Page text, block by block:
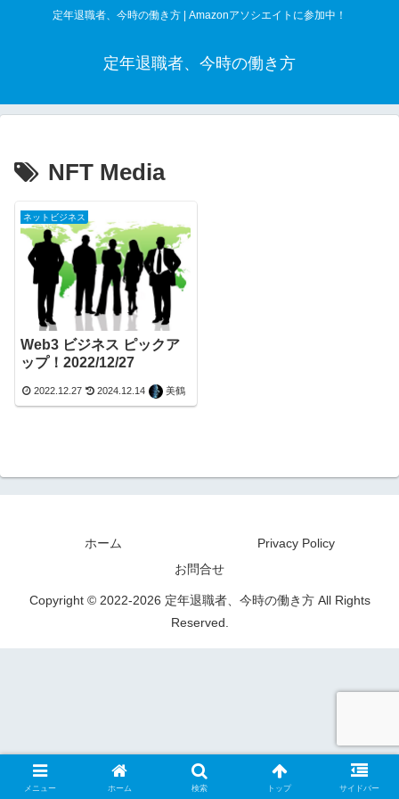
定年退職者、今時の働き方 | Amazonアソシエイトに参加中！
定年退職者、今時の働き方
NFT Media
ネットビジネス
Web3 ビジネス ピックア
ップ！2022/12/27
2022.12.27 2024.12.14 美鶴
ホーム
Privacy Policy
お問合せ
Copyright © 2022-2026 定年退職者、今時の働き方 All Rights
Reserved.
メニュー ホーム 検索 トップ サイドバー